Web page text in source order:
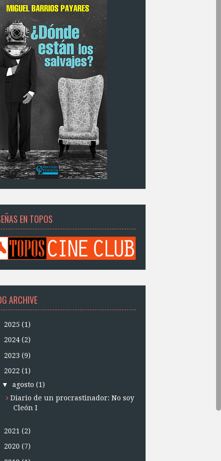
EN TOPOS
ARCHIVE
2025 (1)
2024 (2)
2023 (9)
2022 (1)
▼
agosto (1)
Diario de un procrastinador: No soy
Cleón I
2021 (2)
2020 (7)